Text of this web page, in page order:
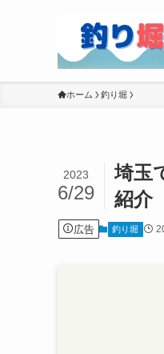
ホーム 釣り堀
埼玉
紹介
2023
6/29
広告 釣り堀